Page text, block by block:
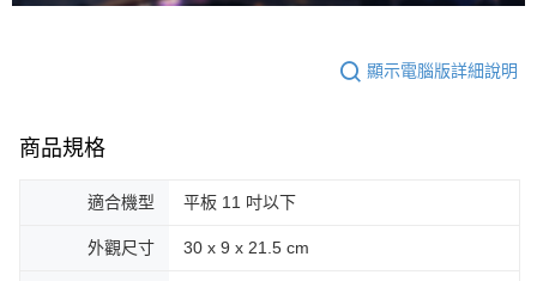
顯示電腦版詳細說明
商品規格
適合機型 平板 11 吋以下
外觀尺寸 30 x 9 x 21.5 cm